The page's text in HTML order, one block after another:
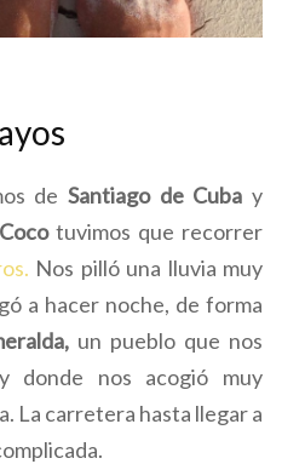
de Santiago de Cuba y
tuvimos que recorrer
Nos pilló una lluvia muy
a hacer noche, de forma
un pueblo que nos
donde nos acogió muy
La carretera hasta llegar a